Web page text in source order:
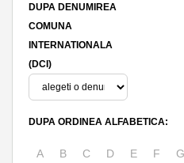
DUPA DENUMIREA
COMUNA
INTERNATIONALA
(DCI)
DUPA ORDINEA ALFABETICA:
A B C D E F G